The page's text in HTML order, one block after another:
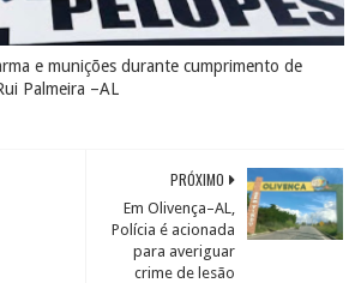
e munições durante cumprimento de
Palmeira –AL
PRÓXIMO
Em Olivença–AL,
Polícia é acionada
para averiguar
crime de lesão